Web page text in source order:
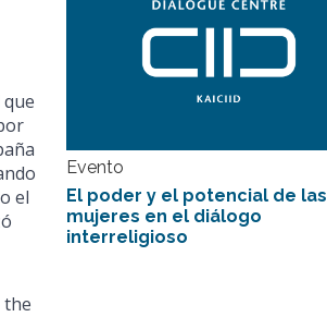
el
the
Evento
El poder y el potencial de las
mujeres en el diálogo
interreligioso